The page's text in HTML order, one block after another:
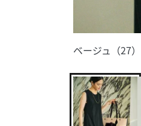
ベージュ（27）